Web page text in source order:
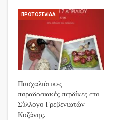
ΠΡΩΤΟΣΈΛΙΔΑ
Πασχαλιάτικες
παραδοσιακές περδίκες στο
Σύλλογο Γρεβενιωτών
Κοζάνης.